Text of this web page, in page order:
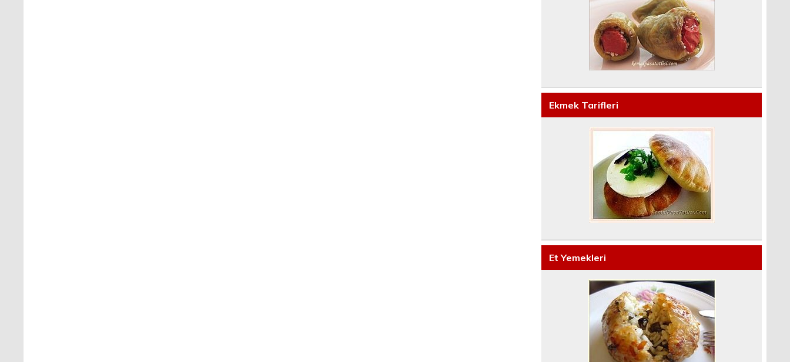
Ekmek Tarifleri
Et Yemekleri